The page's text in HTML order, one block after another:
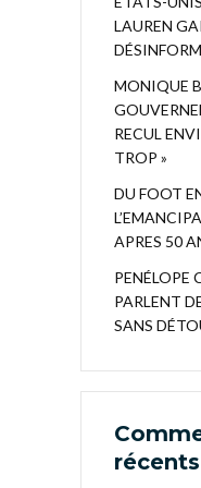
LAUREN
MONIQUE
RECUL
TROP »
DU FOOT
APRES 50
PENÉLOPE
PARLENT
SANS
récents